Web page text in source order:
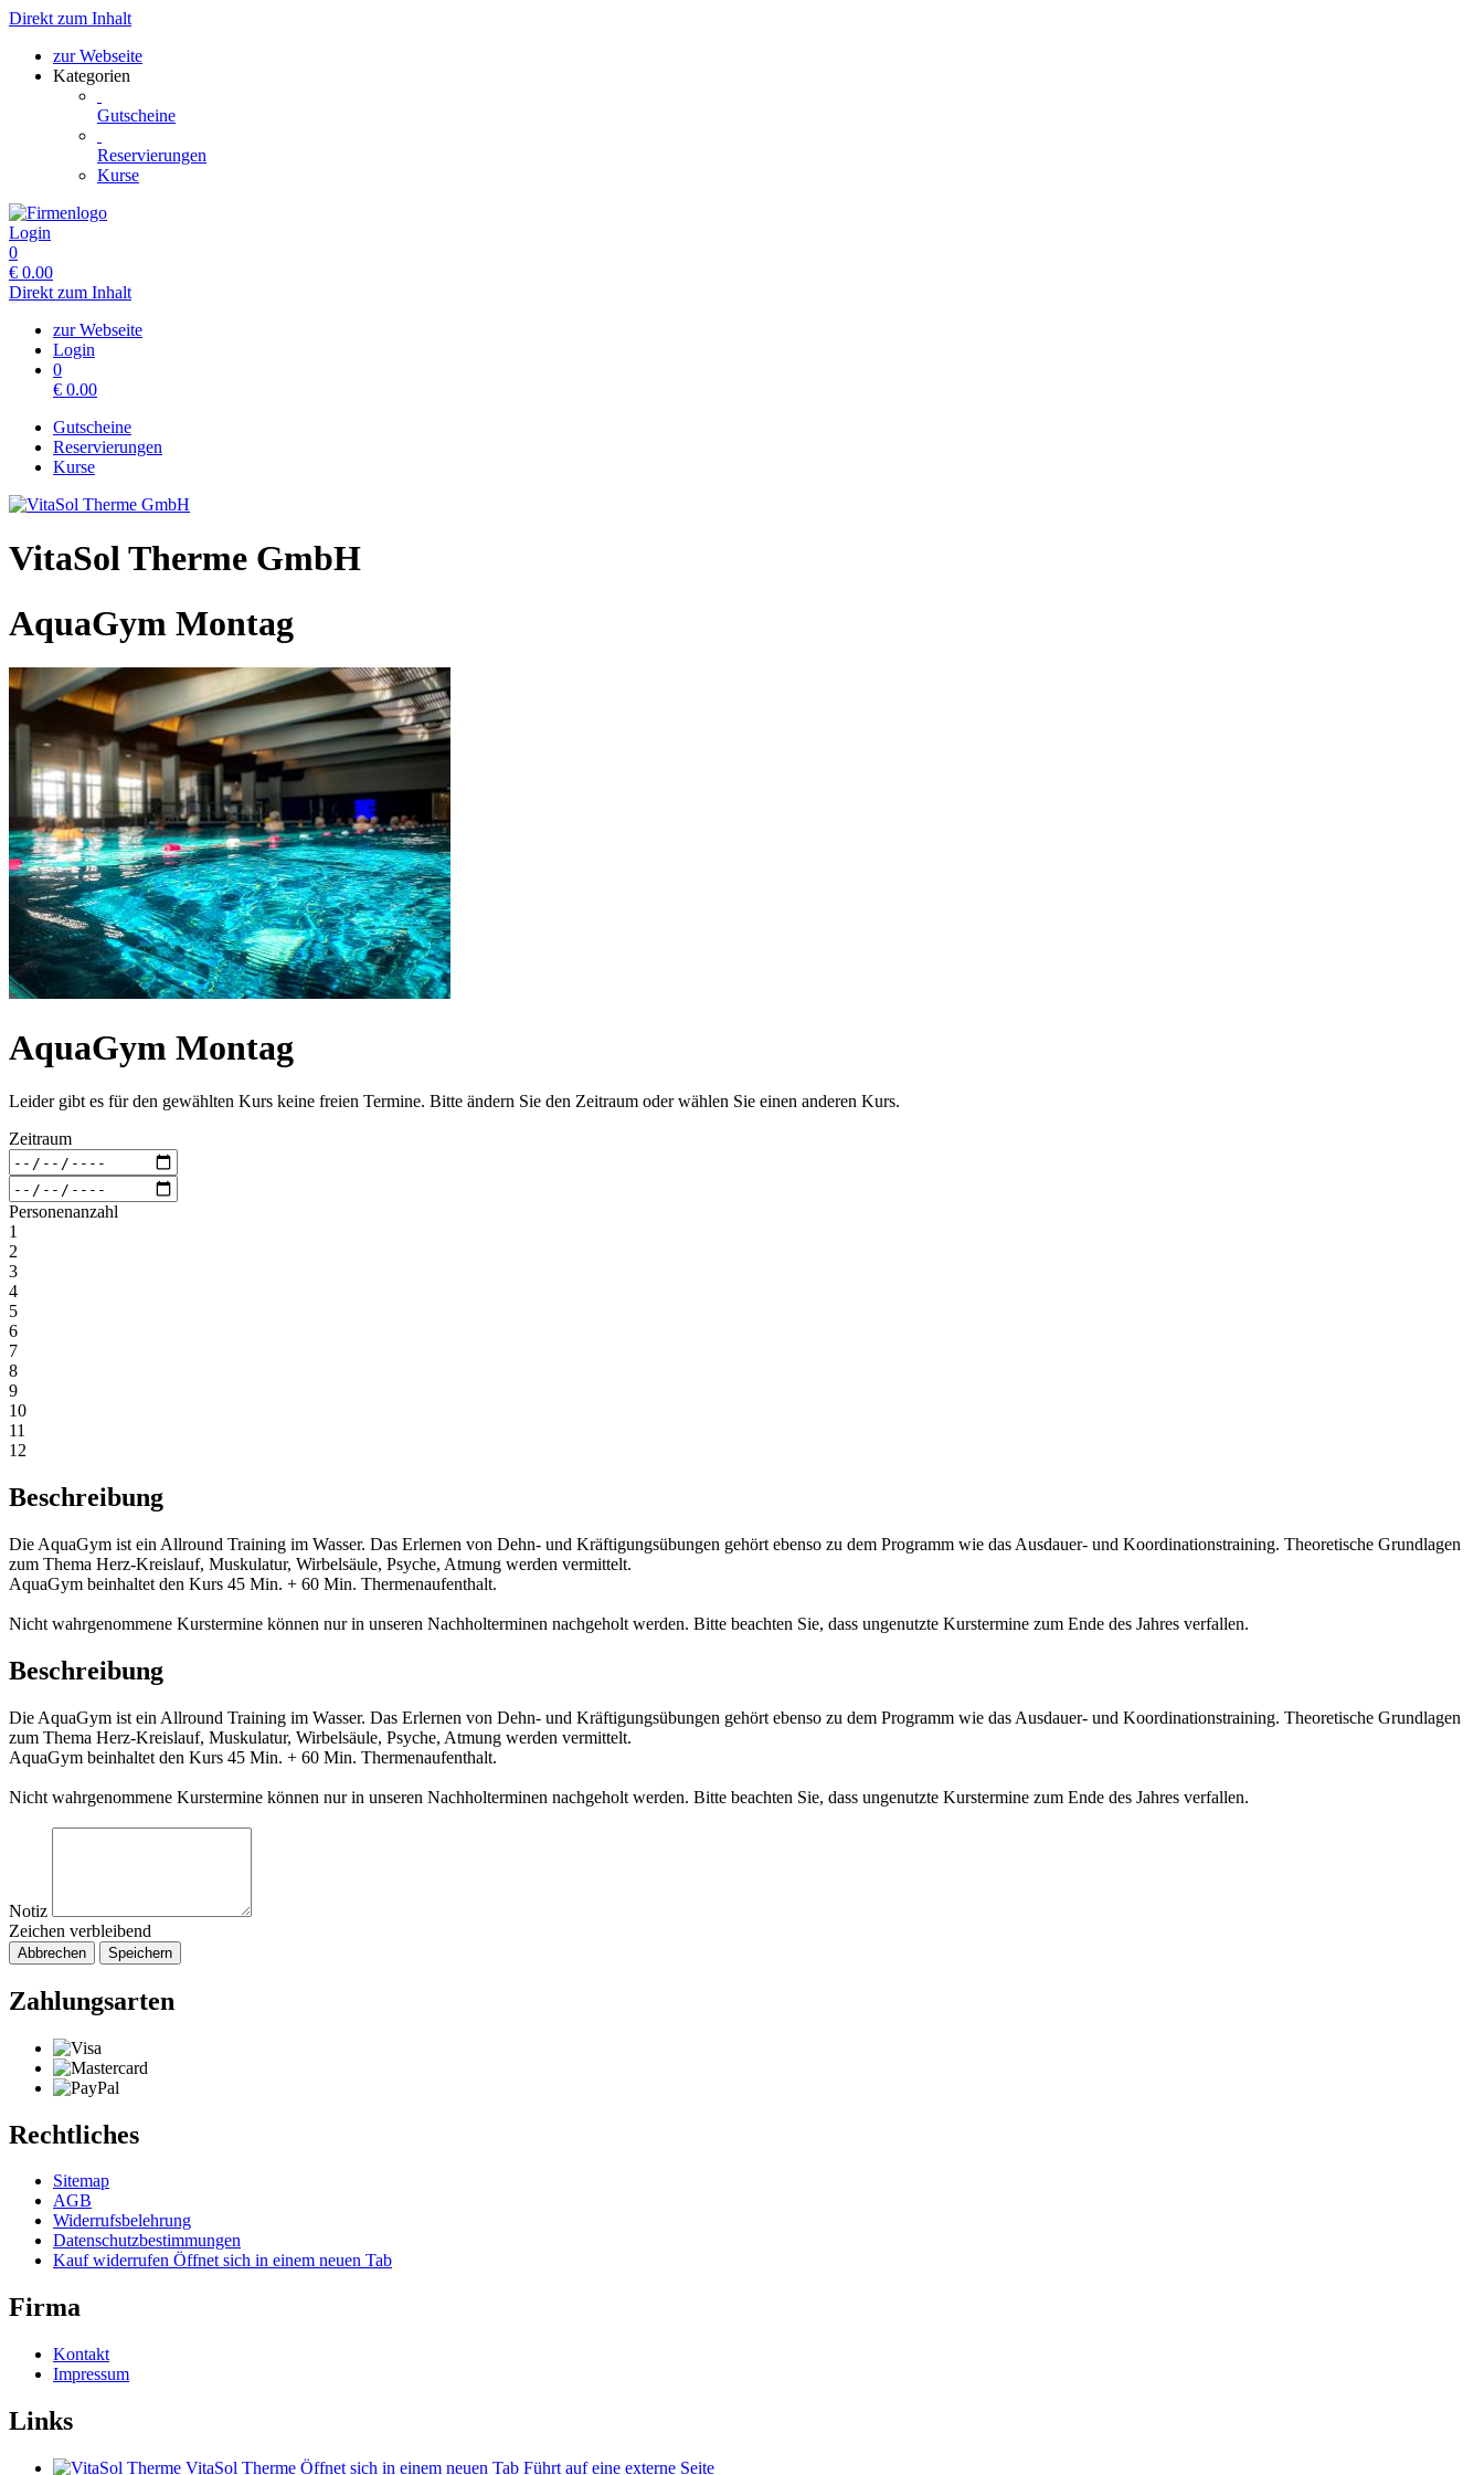
Direkt zum Inhalt
zur Webseite
Kategorien
Gutscheine
Reservierungen
Kurse
Login
0
€ 0.00
Direkt zum Inhalt
zur Webseite
Login
0
€ 0.00
Gutscheine
Reservierungen
Kurse
VitaSol Therme GmbH
AquaGym Montag
AquaGym Montag
Leider gibt es für den gewählten Kurs keine freien Termine. Bitte ändern Sie den Zeitraum oder wählen Sie einen anderen Kurs.
Zeitraum
Personenanzahl
1
2
3
4
5
6
7
8
9
10
11
12
Beschreibung
Die AquaGym ist ein Allround Training im Wasser. Das Erlernen von Dehn- und Kräftigungsübungen gehört ebenso zu dem Programm wie das Ausdauer- und Koordinationstraining. Theoretische Grundlagen
zum Thema Herz-Kreislauf, Muskulatur, Wirbelsäule, Psyche, Atmung werden vermittelt.
AquaGym beinhaltet den Kurs 45 Min. + 60 Min. Thermenaufenthalt.
Nicht wahrgenommene Kurstermine können nur in unseren Nachholterminen nachgeholt werden. Bitte beachten Sie, dass ungenutzte Kurstermine zum Ende des Jahres verfallen.
Beschreibung
Die AquaGym ist ein Allround Training im Wasser. Das Erlernen von Dehn- und Kräftigungsübungen gehört ebenso zu dem Programm wie das Ausdauer- und Koordinationstraining. Theoretische Grundlagen
zum Thema Herz-Kreislauf, Muskulatur, Wirbelsäule, Psyche, Atmung werden vermittelt.
AquaGym beinhaltet den Kurs 45 Min. + 60 Min. Thermenaufenthalt.
Nicht wahrgenommene Kurstermine können nur in unseren Nachholterminen nachgeholt werden. Bitte beachten Sie, dass ungenutzte Kurstermine zum Ende des Jahres verfallen.
Notiz
Zeichen verbleibend
Abbrechen Speichern
Zahlungsarten
Rechtliches
Sitemap
AGB
Widerrufsbelehrung
Datenschutzbestimmungen
Kauf widerrufen Öffnet sich in einem neuen Tab
Firma
Kontakt
Impressum
Links
VitaSol Therme Öffnet sich in einem neuen Tab Führt auf eine externe Seite